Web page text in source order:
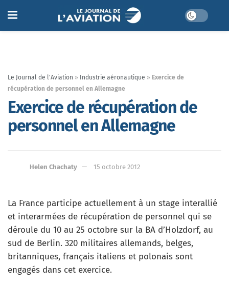
Le Journal de l'Aviation » Industrie aéronautique » Exercice de
récupération de personnel en Allemagne
Exercice de récupération de
personnel en Allemagne
Helen Chachaty 15 octobre 2012
La France participe actuellement à un stage interallié
et interarmées de récupération de personnel qui se
déroule du 10 au 25 octobre sur la BA d’Holzdorf, au
sud de Berlin. 320 militaires allemands, belges,
britanniques, français italiens et polonais sont
engagés dans cet exercice.